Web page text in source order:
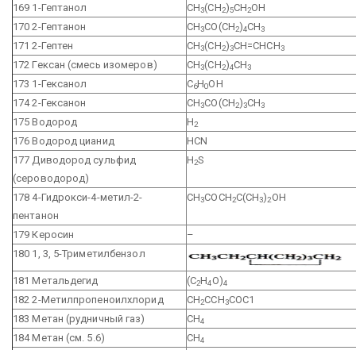
169 1-Гептанол СН3(СН2)5СН2ОН
170 2-Гептанон
СН3СО(СН2)4СН3
171 2-Гептен СН3(СН2)3СН=СНСН3
172 Гексан (смесь изомеров) СН3(СН2)4СН3
173 1-Гексанол С6Н0ОН
174 2-Гексанон
СН3СО(СН2)3СН3
175 Водород Н2
176 Водород цианид
HCN
177 Диводород сульфид
(сероводород)
H2S
178 4-Гидрокси-4-метил-2-
пентанон
СН3СОСН2С(СН3)2ОН
179 Керосин
–
180 1, 3, 5-Триметилбензол
181 Метальдегид (С2Н4О)4
182 2-Метилпропеноилхлорид СН2ССН3СОС1
183 Метан (рудничный газ)
СН4
184 Метан (см. 5.6) СН4